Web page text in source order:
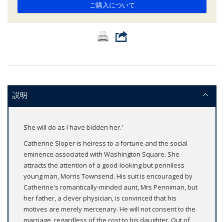
ご購入について
説明
She will do as I have bidden her.'
Catherine Sloper is heiress to a fortune and the social
eminence associated with Washington Square. She
attracts the attention of a good-looking but penniless
young man, Morris Townsend. His suit is encouraged by
Catherine's romantically-minded aunt, Mrs Penniman, but
her father, a clever physician, is convinced that his
motives are merely mercenary. He will not consent to the
marriage, regardless of the cost to his daughter. Out of